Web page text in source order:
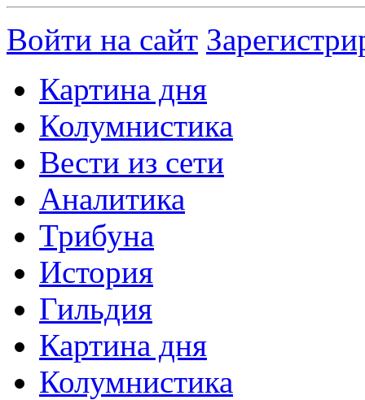
Войти на сайт
Картина дня
Колумнистика
Вести из сети
Аналитика
Трибуна
История
Гильдия
Картина дня
Колумнистика